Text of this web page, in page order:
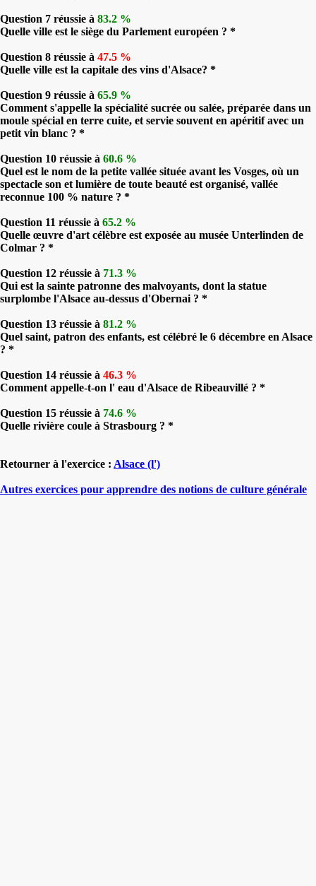
Question 7 réussie à 83.2 %
Quelle ville est le siège du Parlement européen ? *
Question 8 réussie à 47.5 %
Quelle ville est la capitale des vins d'Alsace? *
Question 9 réussie à 65.9 %
Comment s'appelle la spécialité sucrée ou salée, préparée dans un
moule spécial en terre cuite, et servie souvent en apéritif avec un
petit vin blanc ? *
Question 10 réussie à 60.6 %
Quel est le nom de la petite vallée située avant les Vosges, où un
spectacle son et lumière de toute beauté est organisé, vallée
reconnue 100 % nature ? *
Question 11 réussie à 65.2 %
Quelle œuvre d'art célèbre est exposée au musée Unterlinden de
Colmar ? *
Question 12 réussie à 71.3 %
Qui est la sainte patronne des malvoyants, dont la statue
surplombe l'Alsace au-dessus d'Obernai ? *
Question 13 réussie à 81.2 %
Quel saint, patron des enfants, est célébré le 6 décembre en Alsace
? *
Question 14 réussie à 46.3 %
Comment appelle-t-on l' eau d'Alsace de Ribeauvillé ? *
Question 15 réussie à 74.6 %
Quelle rivière coule à Strasbourg ? *
Retourner à l'exercice : Alsace (l')
Autres exercices pour apprendre des notions de culture générale